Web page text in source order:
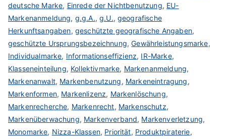
deutsche Marke, Einrede der Nichtbenutzung, EU-
Markenanmeldung, g.g.A.,g.U., geografische
Herkunftsangaben, geschützte geografische Angaben,
geschützte Ursprungsbezeichnung,Gewährleistungsmarke,
Individualmarke, Informationseffizienz, IR-Marke,
Klasseneinteilung, Kollektivmarke, Markenanmeldung,
Markenanwalt, Markenbenutzung, Markeneintragung,
Markenformen, Markenlizenz, Markenlöschung,
Markenrecherche, Markenrecht, Markenschutz,
Markenüberwachung, Markenverband, Markenverletzung,
Monomarke, Nizza-Klassen, Priorität, Produktpiraterie,